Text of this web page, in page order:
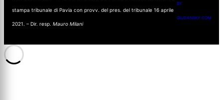
stampa tribunale di Pavia con provv. del pres. del tribunale 16 aprile
2021. – Dir. resp. Mauro Milani
BY
GIUDANSKY.COM